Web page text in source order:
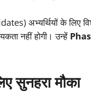
अभ्यर्थियों के लिए
नहीं होगी। उन्हें
सुनहरा मौका